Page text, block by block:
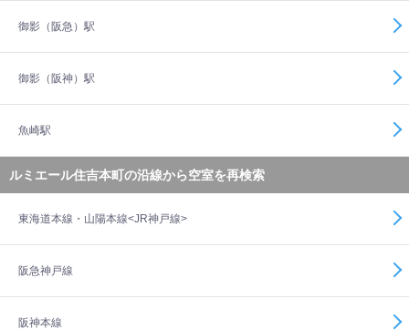
御影（阪急）駅
御影（阪神）駅
魚崎駅
ルミエール住吉本町の沿線から空室を再検索
東海道本線・山陽本線<JR神戸線>
阪急神戸線
阪神本線